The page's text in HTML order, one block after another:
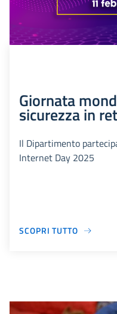
Giornata
sicurezza in
Il Dipartimento
Internet Day 2025
SCOPRI TUTTO